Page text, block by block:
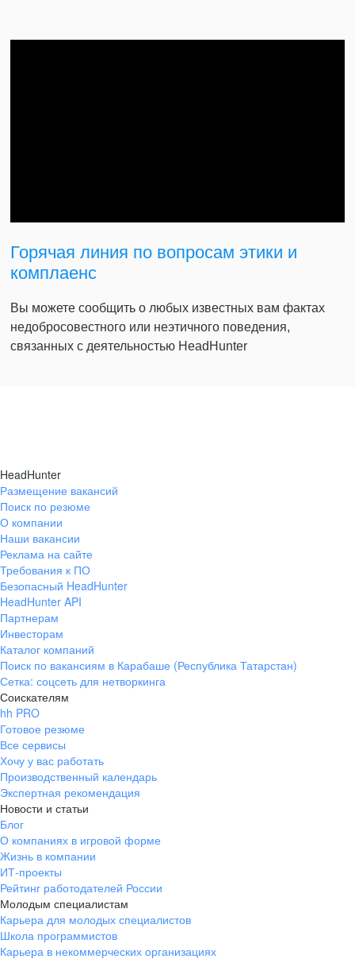
Горячая линия по вопросам этики и
комплаенс
Вы можете сообщить о любых известных вам фактах
недобросовестного или неэтичного поведения,
связанных с деятельностью HeadHunter
HeadHunter
Размещение вакансий
Поиск по резюме
О компании
Наши вакансии
Реклама на сайте
Требования к ПО
Безопасный HeadHunter
HeadHunter API
Партнерам
Инвесторам
Каталог компаний
Поиск по вакансиям в Карабаше (Республика Татарстан)
Сетка: соцсеть для нетворкинга
Соискателям
hh PRO
Готовое резюме
Все сервисы
Хочу у вас работать
Производственный календарь
Экспертная рекомендация
Новости и статьи
Блог
О компаниях в игровой форме
Жизнь в компании
ИТ-проекты
Рейтинг работодателей России
Молодым специалистам
Карьера для молодых специалистов
Школа программистов
Карьера в некоммерческих организациях